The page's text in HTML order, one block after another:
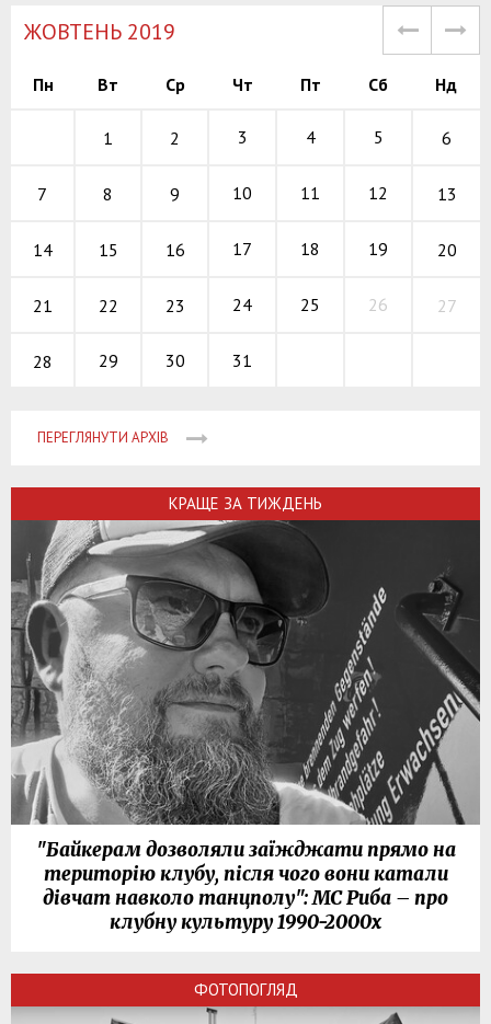
ЖОВТЕНЬ 2019
Пн Вт Ср Чт Пт Сб Нд
1 2 3 4 5 6
7 8 9 10 11 12 13
14 15 16 17 18 19 20
21 22 23 24 25 26 27
28 29 30 31
ПЕРЕГЛЯНУТИ АРХІВ
КРАЩЕ ЗА ТИЖДЕНЬ
"Байкерам дозволяли заїжджати прямо на
територію клубу, після чого вони катали
дівчат навколо танцполу": МС Риба – про
клубну культуру 1990-2000х
ФОТОПОГЛЯД